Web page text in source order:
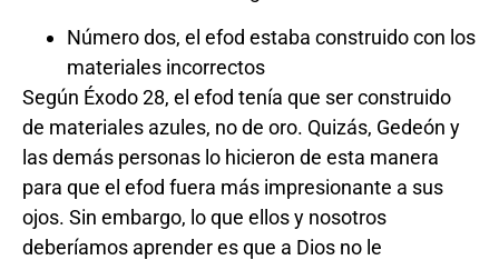
Número dos, el efod estaba construido con los
materiales incorrectos
Según Éxodo 28, el efod tenía que ser construido
de materiales azules, no de oro. Quizás, Gedeón y
las demás personas lo hicieron de esta manera
para que el efod fuera más impresionante a sus
ojos. Sin embargo, lo que ellos y nosotros
deberíamos aprender es que a Dios no le